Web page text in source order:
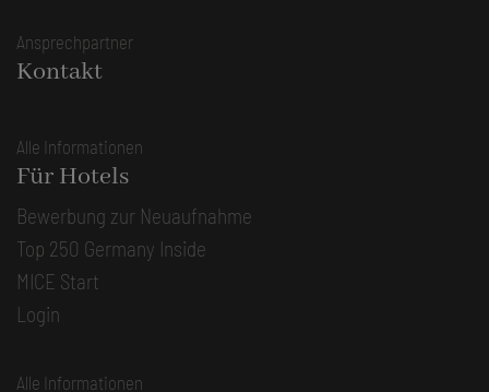
Ansprechpartner
Kontakt
Alle Informationen
Für Hotels
Bewerbung zur Neuaufnahme
Top 250 Germany Inside
MICE Start
Login
Alle Informationen